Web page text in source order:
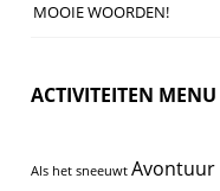
MOOIE WOORDEN!
ACTIVITEITEN MENU
Als het sneeuwt Avontuur